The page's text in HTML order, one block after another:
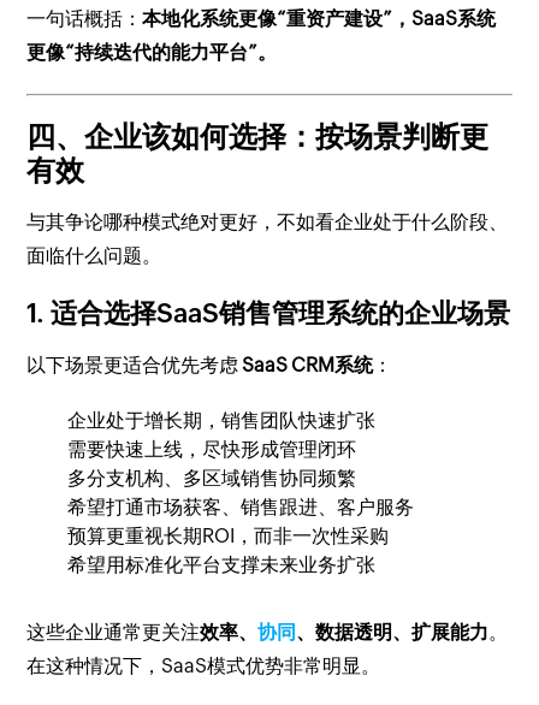
一句话概括：本地化系统更像“重资产建设”，SaaS系统
更像“持续迭代的能力平台”。
四、企业该如何选择：按场景判断更
有效
与其争论哪种模式绝对更好，不如看企业处于什么阶段、
面临什么问题。
1. 适合选择SaaS销售管理系统的企业场景
以下场景更适合优先考虑SaaS CRM系统：
企业处于增长期，销售团队快速扩张
需要快速上线，尽快形成管理闭环
多分支机构、多区域销售协同频繁
希望打通市场获客、销售跟进、客户服务
预算更重视长期ROI，而非一次性采购
希望用标准化平台支撑未来业务扩张
这些企业通常更关注效率、协同 、数据透明、扩展能力。
在这种情况下，SaaS模式优势非常明显。